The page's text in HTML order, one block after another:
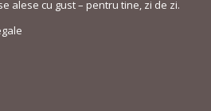
alese cu gust – pentru tine, zi de zi.